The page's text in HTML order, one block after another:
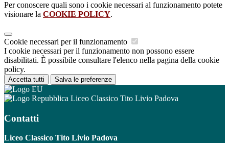
Per conoscere quali sono i cookie necessari al funzionamento potete
visionare la COOKIE POLICY.
Cookie necessari per il funzionamento
I cookie necessari per il funzionamento non possono essere
disabilitati. È possibile consultare l'elenco nella pagina della cookie
policy.
Accetta tutti Salva le preferenze
Liceo Classico Tito Livio Padova
Contatti
Liceo Classico Tito Livio Padova